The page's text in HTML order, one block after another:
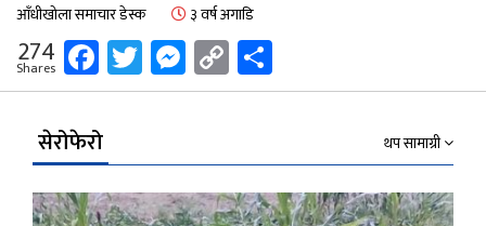
आँधीखोला समाचार डेस्क ३ वर्ष अगाडि
274
Shares Facebook
Twitter
Messenger
Copy
Link
सेरोफेरो थप सामाग्री